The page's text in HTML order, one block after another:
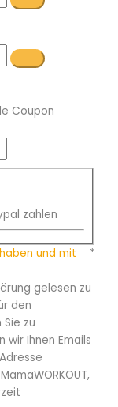
Coupon
zahlen
und mit
*
gelesen zu
den
zu
Ihnen Emails